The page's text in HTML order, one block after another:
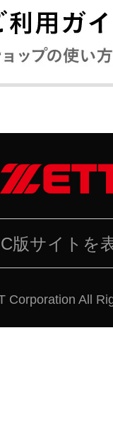
版サイトを
Corporation All